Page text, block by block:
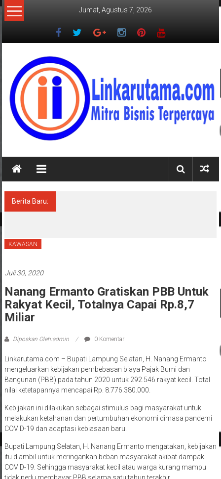
Lompat
ke
Jumat, Agustus 7, 2026
LINKARUTAMA.COM
Mitra
Terpercaya
Berita Baru:
Nanang Ermanto Gratiskan PBB Untuk
Rakyat Kecil, Totalnya Capai Rp.8,7
Miliar
mengeluarkan kebijakan pembebasan biaya Pajak Bumi dan
Bangunan (PBB) pada tahun 2020 untuk 292.546 rakyat kecil. Total
nilai ketetapannya mencapai Rp. 8.776.380.000.
melakukan ketahanan dan pertumbuhan ekonomi dimasa pandemi
COVID-19 dan adaptasi kebiasaan baru.
itu diambil untuk meringankan beban masyarakat akibat dampak
COVID-19. Sehingga masyarakat kecil atau warga kurang mampu
tidak perlu membayar PBB selama satu tahun terakhir.